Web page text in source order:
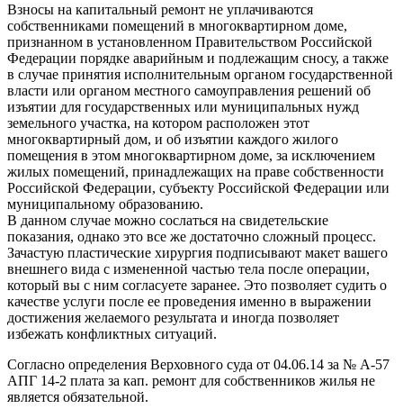
Взносы на капитальный ремонт не уплачиваются
собственниками помещений в многоквартирном доме,
признанном в установленном Правительством Российской
Федерации порядке аварийным и подлежащим сносу, а также
в случае принятия исполнительным органом государственной
власти или органом местного самоуправления решений об
изъятии для государственных или муниципальных нужд
земельного участка, на котором расположен этот
многоквартирный дом, и об изъятии каждого жилого
помещения в этом многоквартирном доме, за исключением
жилых помещений, принадлежащих на праве собственности
Российской Федерации, субъекту Российской Федерации или
муниципальному образованию.
В данном случае можно сослаться на свидетельские
показания, однако это все же достаточно сложный процесс.
Зачастую пластические хирургия подписывают макет вашего
внешнего вида с измененной частью тела после операции,
который вы с ним согласуете заранее. Это позволяет судить о
качестве услуги после ее проведения именно в выражении
достижения желаемого результата и иногда позволяет
избежать конфликтных ситуаций.
Согласно определения Верховного суда от 04.06.14 за № А-57
АПГ 14-2 плата за кап. ремонт для собственников жилья не
является обязательной.